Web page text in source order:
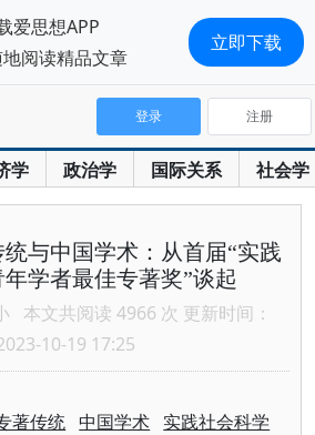
学 政治学 国际关系 社会学
登录 注册
与中国学术：从首届“实践
学者最佳专著奖”谈起
本文共阅读 4966 次 更新时间：
10-19 17:25
著传统 中国学术 实践社会科学
爱思想APP
阅读精品文章
立即下载